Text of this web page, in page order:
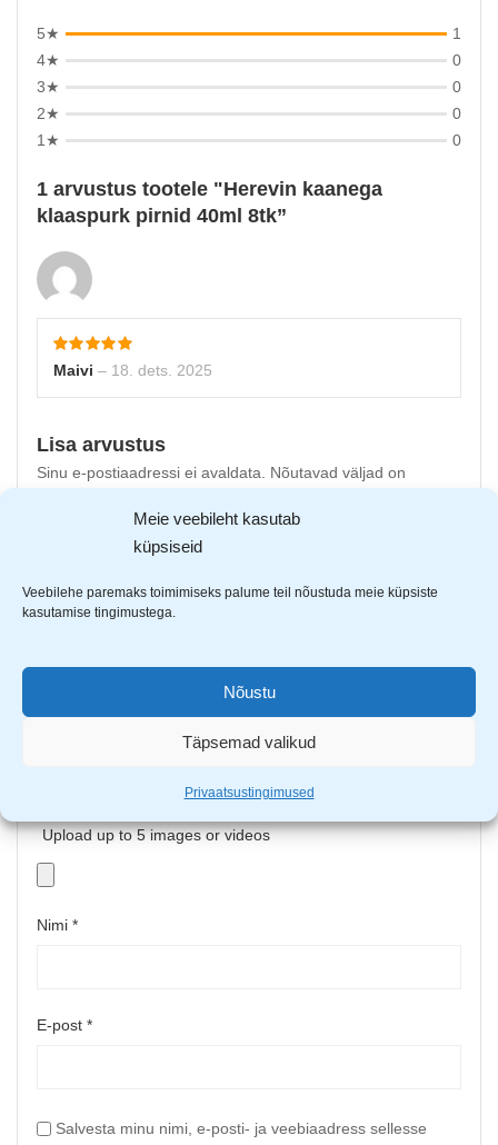
Meie veebileht kasutab
küpsiseid
Veebilehe paremaks toimimiseks palume teil nõustuda meie küpsiste
kasutamise tingimustega.
Nõustu
Täpsemad valikud
Privaatsustingimused
5★
1
4★
0
3★
0
2★
0
1★
0
1 arvustus tootele
Herevin kaanega
klaaspurk pirnid 40ml 8tk
Maivi – 18. dets. 2025
Lisa arvustus
Sinu e-postiaadressi ei avaldata.
Nõutavad väljad on
Upload up to 5 images or videos
Nimi *
E-post *
Salvesta minu nimi, e-posti- ja veebiaadress sellesse